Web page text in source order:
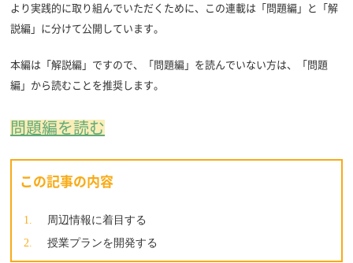
より実践的に取り組んでいただくために、この連載は「問題編」と「解
説編」に分けて公開しています。
本編は「解説編」ですので、「問題編」を読んでいない方は、「問題
編」から読むことを推奨します。
問題編を読む
この記事の内容
周辺情報に着目する
授業プランを開発する